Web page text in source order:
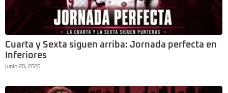
Cuarta y Sexta siguen arriba: Jornada perfecta en
Inferiores
junio 20, 2026